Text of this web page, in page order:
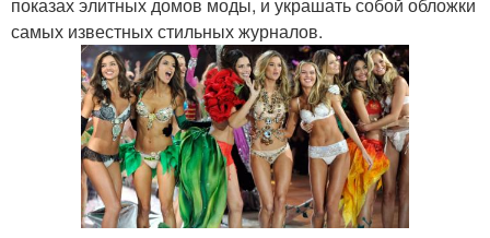
самых известных стильных журналов.